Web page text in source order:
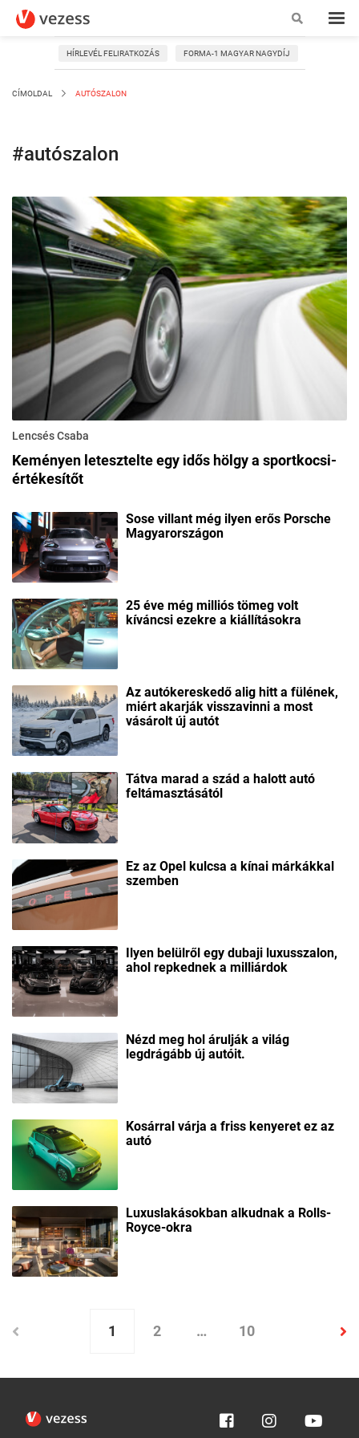
HÍRLEVÉL FELIRATKOZÁS FORMA-1 MAGYAR NAGYDÍJ
CÍMOLDAL AUTÓSZALON
#autószalon
Lencsés Csaba
Keményen letesztelte egy idős hölgy a sportkocsi-
értékesítőt
Sose villant még ilyen erős Porsche
Magyarországon
25 éve még milliós tömeg volt
kíváncsi ezekre a kiállításokra
Az autókereskedő alig hitt a fülének,
miért akarják visszavinni a most
vásárolt új autót
Tátva marad a szád a halott autó
feltámasztásától
Ez az Opel kulcsa a kínai márkákkal
szemben
Ilyen belülről egy dubaji luxusszalon,
ahol repkednek a milliárdok
Nézd meg hol árulják a világ
legdrágább új autóit.
Kosárral várja a friss kenyeret ez az
autó
Luxuslakásokban alkudnak a Rolls-
Royce-okra
1 2 … 10